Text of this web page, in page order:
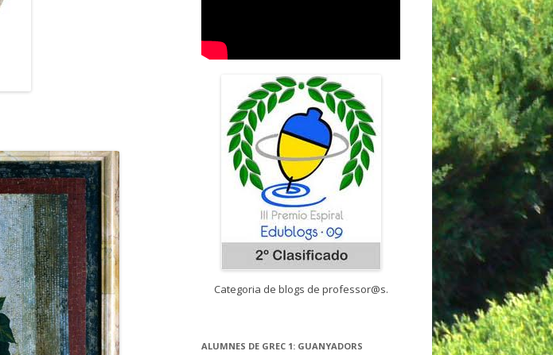
Categoria de blogs de professor@s.
ALUMNES DE GREC 1: GUANYADORS